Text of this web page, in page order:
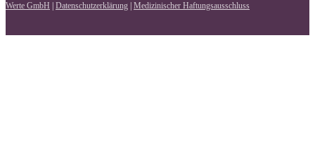
Werte GmbH
Datenschutzerklärung Medizinischer Haftungsausschluss